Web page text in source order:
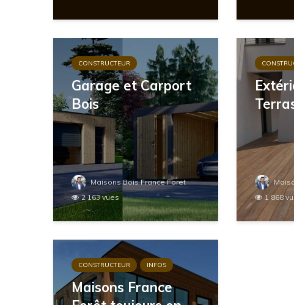
CONSTRUCTEUR
Garage et Carport
Bois
Maisons Bois France Foret
2 163 vues
1 868
CONSTRUCTEUR INFOS
Maisons France